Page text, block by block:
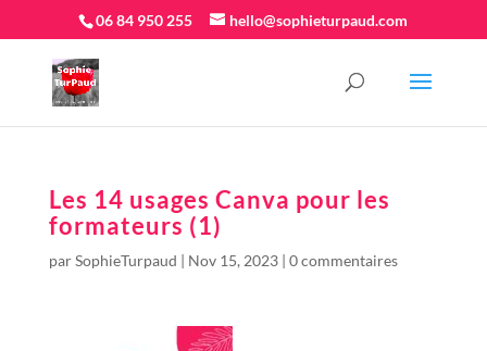
06 84 950 255 hello@sophieturpaud.com
Les 14 usages Canva pour les
formateurs (1)
parSophieTurpaud | Nov 15, 2023| 0 commentaires